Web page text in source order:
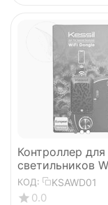
Контроллер для
светильников WiFi
Dongle
КОД: KSAWD01
0.0